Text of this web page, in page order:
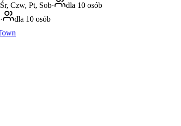
Czw, Pt, Sob·
dla 10 osób
·
dla 10 osób